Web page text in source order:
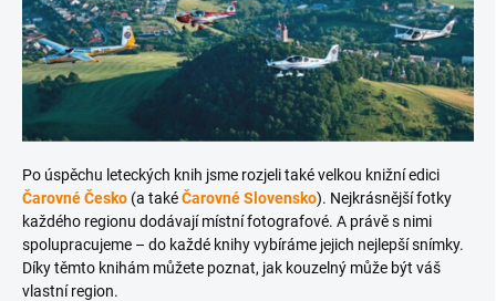
Po úspěchu leteckých knih jsme rozjeli také velkou knižní edici
Čarovné Česko (a takéČarovné Slovensko). Nejkrásnější fotky
každého regionu dodávají místní fotografové. A právě s nimi
spolupracujeme – do každé knihy vybíráme jejich nejlepší snímky.
Díky těmto knihám můžete poznat, jak kouzelný může být váš
vlastní region.